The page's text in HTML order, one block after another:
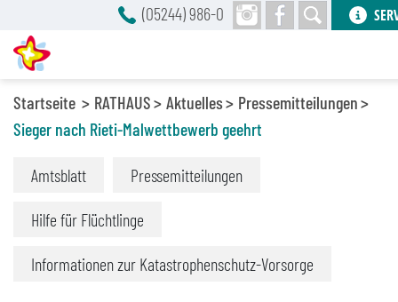
Startseite RATHAUS Aktuelles
Pressemitteilungen
Sieger nach Rieti-Malwettbewerb geehrt
Amtsblatt Pressemitteilungen
Hilfe für Flüchtlinge
Informationen zur Katastrophenschutz-Vorsorge
(05244) 986-0